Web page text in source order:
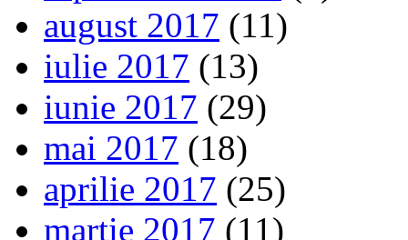
august 2017 (11)
iulie 2017 (13)
iunie 2017 (29)
mai 2017 (18)
aprilie 2017 (25)
martie 2017 (11)